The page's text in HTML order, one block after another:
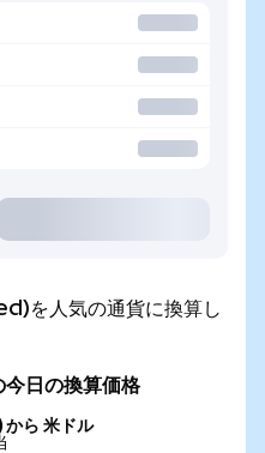
人気の通貨に換算し
日の換算価格
ら 米ドル